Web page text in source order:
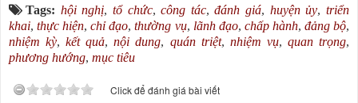
Tags: hội nghị, tổ chức,công tác,đánh giá, huyện ủy,triển
khai,thực hiện,chỉ đạo,thường vụ, lãnh đạo, chấp hành,đảng bộ,
nhiệm kỳ,kết quả,nội dung, quán triệt, nhiệm vụ, quan trọng,
phương hướng, mục tiêu
Click để đánh giá bài viết